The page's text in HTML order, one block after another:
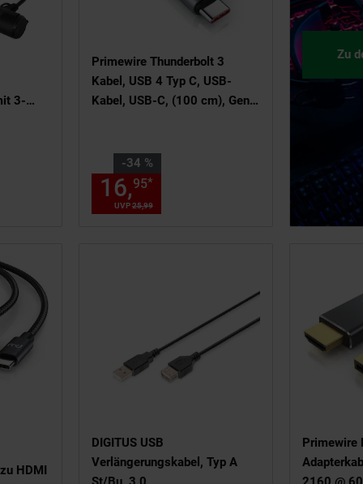
3-
€ Sternchen Fußnote,
Primewire Thunderbolt 3
Kabel, USB 4 Typ C, USB-
Kabel, USB-C, (100 cm), Gen
Display, 1m
-34 %
Sie Sparen 34 Prozent,
UVP25,99UVP : 25,
16,95* Aktueller Preis: 16,
Zu
HDMI
5 Sternen
DIGITUS USB
Verlängerungskabel, Typ A
Primewire